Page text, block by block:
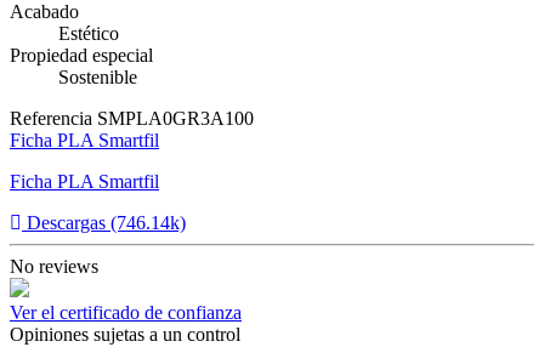
Acabado
Estético
Propiedad especial
Sostenible
Referencia SMPLA0GR3A100
Ficha PLA Smartfil
Ficha PLA Smartfil
Descargas (746.14k)
No reviews
Ver el certificado de confianza
Opiniones sujetas a un control